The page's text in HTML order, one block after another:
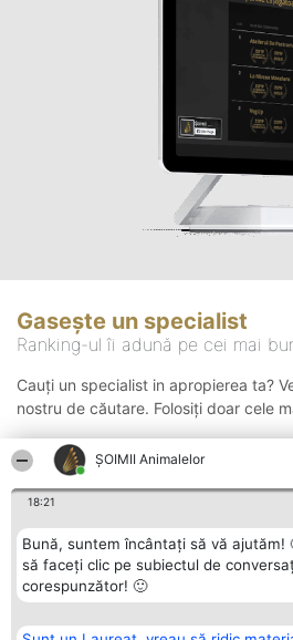
ŞOIMII Animalelor
18:21
Bună, suntem încântați să vă ajutăm!
să faceți clic pe subiectul de
corespunzător! 🙂
Gasește un specialist
Ranking-ul îi adună pe cei mai
Cauți un specialist in apropierea ta?
nostru de căutare. Folosiți doar cele